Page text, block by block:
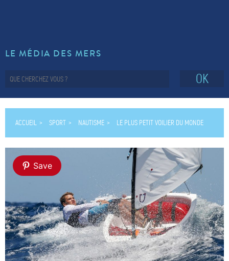
LE MÉDIA DES MERS
OK
ACCUEIL SPORT NAUTISME LE PLUS PETIT VOILIER DU MONDE
Save